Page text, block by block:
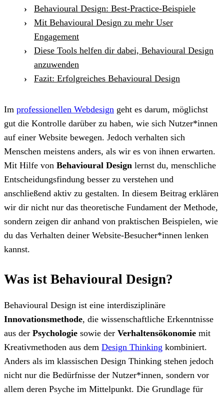
Behavioural Design: Best-Practice-Beispiele
Mit Behavioural Design zu mehr User
Engagement
Diese Tools helfen dir dabei, Behavioural Design
anzuwenden
Fazit: Erfolgreiches Behavioural Design
Im professionellen Webdesign geht es darum, möglichst
gut die Kontrolle darüber zu haben, wie sich Nutzer*innen
auf einer Website bewegen. Jedoch verhalten sich
Menschen meistens anders, als wir es von ihnen erwarten.
Mit Hilfe von Behavioural Design lernst du, menschliche
Entscheidungsfindung besser zu verstehen und
anschließend aktiv zu gestalten. In diesem Beitrag erklären
wir dir nicht nur das theoretische Fundament der Methode,
sondern zeigen dir anhand von praktischen Beispielen, wie
du das Verhalten deiner Website-Besucher*innen lenken
kannst.
Was ist Behavioural Design?
Behavioural Design ist eine interdisziplinäre
Innovationsmethode, die wissenschaftliche Erkenntnisse
aus der Psychologie sowie der Verhaltensökonomie mit
Kreativmethoden aus dem Design Thinking kombiniert.
Anders als im klassischen Design Thinking stehen jedoch
nicht nur die Bedürfnisse der Nutzer*innen, sondern vor
allem deren Psyche im Mittelpunkt. Die Grundlage für